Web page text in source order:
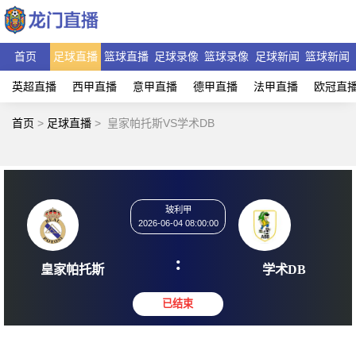
首页 足球直播 篮球直播 足球录像 篮球录像 足球新闻 篮球新闻
英超直播 西甲直播 意甲直播 德甲直播 法甲直播 欧冠直
首页 > 足球直播 > 皇家帕托斯VS学术DB
皇家帕托斯
2026-06-04 08:00:00
: 学术